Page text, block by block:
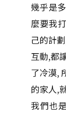
幾乎是
麼要我
己的計
互動,都
了冷漠,
的家人,
我們也